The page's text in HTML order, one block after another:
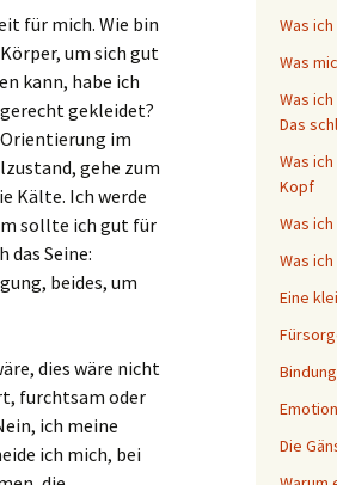
für mich. Wie bin
um sich gut
kann, habe ich
gekleidet?
im
gehe zum
Kälte. Ich werde
sollte ich gut für
Seine:
beides, um
dies wäre nicht
furchtsam oder
ich meine
ich mich, bei
Was
Was
Was
Das
Was
Kopf
Was
Was
Eine
Die